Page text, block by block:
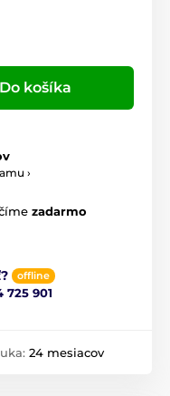
Do košíka
›
zadarmo
offline
725 901
24 mesiacov